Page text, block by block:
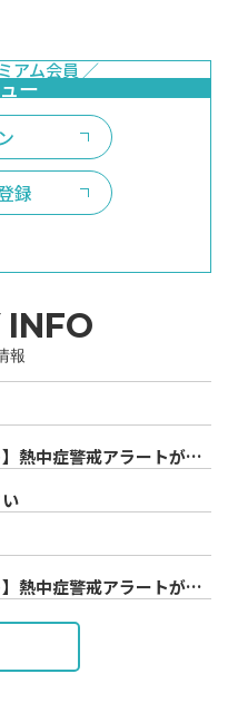
録
INFO
報
熱中症警戒アラートが発
熱中症警戒アラートが発